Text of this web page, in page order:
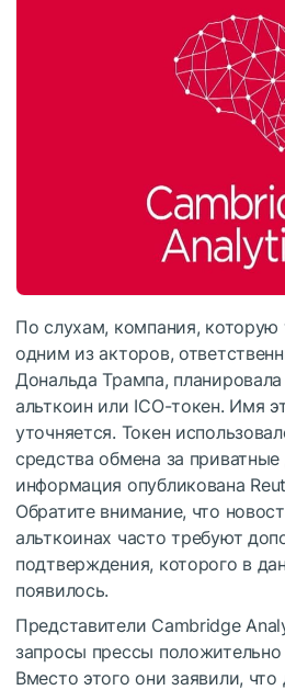
По слухам, компания, которую
одним из акторов,
Дональда Трампа,
альткоин или ICO-токен. Имя
уточняется. Токен
средства обмена за
информация опубликована
Обратите внимание, что
альткоинах часто требуют
подтверждения, которого в
появилось.
Представители Cambridge
запросы прессы положительно
Вместо этого они заявили, что